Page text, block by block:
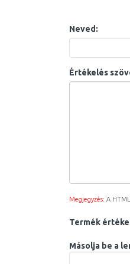
Neved:
Értékelés
Megjegyzés: A
Termék
Másolja be a